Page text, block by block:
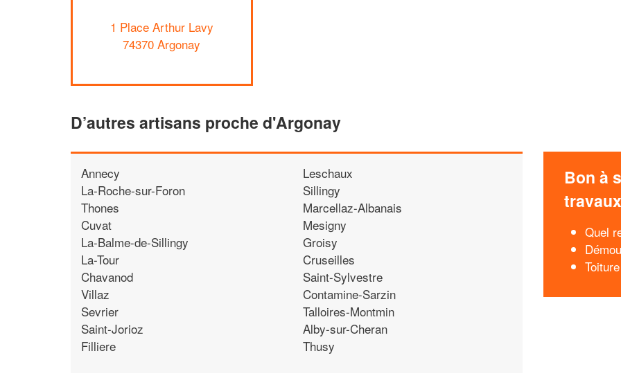
1 Place Arthur Lavy
74370 Argonay
D’autres artisans proche d'Argonay
Annecy
La-Roche-sur-Foron
Thones
Cuvat
La-Balme-de-Sillingy
La-Tour
Chavanod
Villaz
Sevrier
Saint-Jorioz
Filliere
Leschaux
Sillingy
Marcellaz-Albanais
Mesigny
Groisy
Cruseilles
Saint-Sylvestre
Contamine-Sarzin
Talloires-Montmin
Alby-sur-Cheran
Thusy
Bon à
travaux
Quel